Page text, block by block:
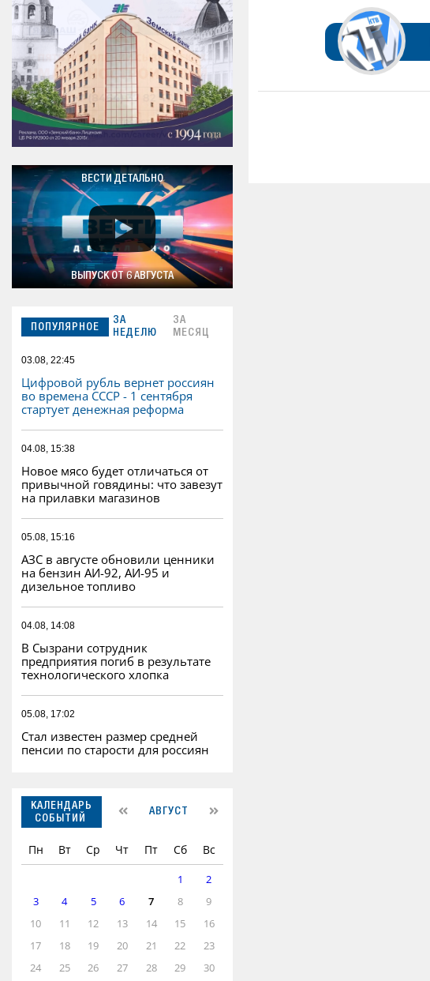
ВЕСТИ ДЕТАЛЬНО
ВЫПУСК ОТ 6 АВГУСТА
ПОПУЛЯРНОЕ
ЗА
НЕДЕЛЮ
ЗА
МЕСЯЦ
03.08, 22:45
Цифровой рубль вернет россиян
во времена СССР - 1 сентября
стартует денежная реформа
04.08, 15:38
Новое мясо будет отличаться от
привычной говядины: что завезут
на прилавки магазинов
05.08, 15:16
АЗС в августе обновили ценники
на бензин АИ-92, АИ-95 и
дизельное топливо
04.08, 14:08
В Сызрани сотрудник
предприятия погиб в результате
технологического хлопка
05.08, 17:02
Стал известен размер средней
пенсии по старости для россиян
КАЛЕНДАРЬ
СОБЫТИЙ
АВГУСТ
Пн Вт Ср Чт Пт Сб Вс
1
2
3
4 5 6 7 8
9
10
11 12 13 14 15
16
17
18 19 20 21 22
23
24
25 26 27 28 29 30